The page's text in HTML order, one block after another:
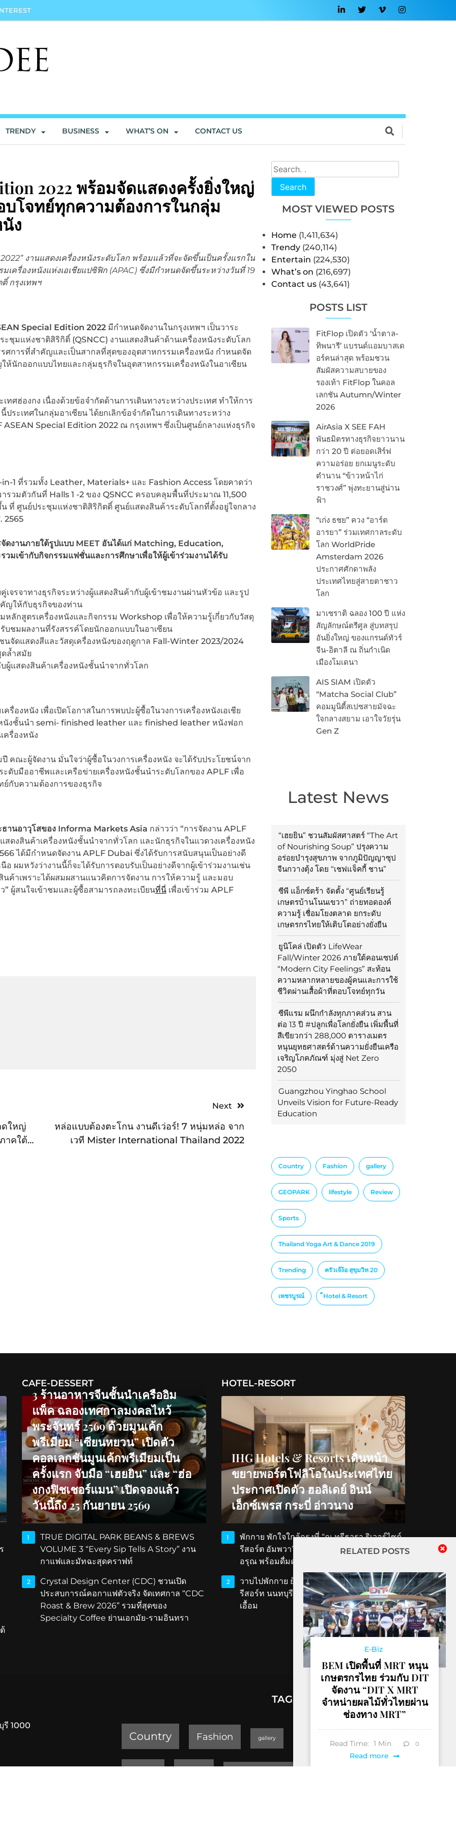
TRENDY BUSINESS WHAT’S ON CONTACT US
Search
MOST VIEWED POSTS
Home (1,411,634)
Trendy (240,114)
Entertain (224,530)
What’s on (216,697)
Contact us (43,641)
POSTS LIST
FitFlop เปิดตัว ‘น้ำตาล-
ทิพนารี’ แบรนด์แอมบาสเด
อร์คนล่าสุด พร้อมชวน
สัมผัสความสบายของ
รองเท้า FitFlop ในคอล
เลกชัน Autumn/Winter
2026
AirAsia X SEE FAH
พันธมิตรทางธุรกิจยาวนาน
กว่า 20 ปี ต่อยอดเสิร์ฟ
ความอร่อย ยกเมนูระดับ
ตำนาน “ข้าวหน้าไก่
ราชวงศ์” พุ่งทะยานสู่น่าน
ฟ้า
“เก่ง ธชย” ควง “อาร์ต
อารยา” ร่วมเทศกาลระดับ
โลก WorldPride
Amsterdam 2026
ประกาศศักดาพลัง
ประเทศไทยสู่สายตาชาว
โลก
มาเซราติ ฉลอง 100 ปี แห่ง
สัญลักษณ์ตรีศูล สู่บทสรุป
อันยิ่งใหญ่ ของแกรนด์ทัวร์
จีน-อิตาลี ณ ถิ่นกำเนิด
เมืองโมเดนา
AIS SIAM เปิดตัว
“Matcha Social Club”
คอมมูนิตี้สเปซสายมัจฉะ
ใจกลางสยาม เอาใจวัยรุ่น
Gen Z
Latest News
“เฮยยิน” ชวนสัมผัสศาสตร์ “The Art
of Nourishing Soup” ปรุงความ
อร่อยบำรุงสุขภาพ จากภูมิปัญญาซุป
จีนกวางตุ้ง โดย “เชฟแจ็คกี้ ชาน”
ซีพี แอ็กซ์ตร้า จัดตั้ง “ศูนย์เรียนรู้
เกษตรบ้านโนนเขวา” ถ่ายทอดองค์
ความรู้ เชื่อมโยงตลาด ยกระดับ
เกษตรกรไทยให้เติบโตอย่างยั่งยืน
ยูนิโคล่ เปิดตัว LifeWear
Fall/Winter 2026 ภายใต้คอนเซปต์
“Modern City Feelings” สะท้อน
ความหลากหลายของผู้คนและการใช้
ชีวิตผ่านเสื้อผ้าที่ตอบโจทย์ทุกวัน
ซีพีแรม ผนึกกำลังทุกภาคส่วน สาน
ต่อ 13 ปี #ปลูกเพื่อโลกยั่งยืน เพิ่มพื้นที่
สีเขียวกว่า 288,000 ตารางเมตร
หนุนยุทธศาสตร์ด้านความยั่งยืนเครือ
เจริญโภคภัณฑ์ มุ่งสู่ Net Zero
2050
Guangzhou Yinghao School
Unveils Vision for Future-Ready
Education
Country Fashion gallery
GEOPARK lifestyle Review
Sports
Thailand Yoga Art & Dance 2019
Trending ครัวเจ๊ง้อ สุขุมวิท 20
เพชรบูรณ์ ็Hotel & Resort
2022 พร้อมจัดแสดงครั้งยิ่งใหญ่
บโจทย์ทุกความต้องการในกลุ่ม
ง
งานแสดงเครื่องหนังระดับโลก พร้อมแล้วที่จะจัดขึ้นเป็นครั้งแรกใน
ครื่องหนังแห่งเอเชียแปซิฟิก (APAC) ซึ่งมีกำหนดจัดขึ้นระหว่างวันที่ 19
กรุงเทพฯ
Special Edition 2022 มีกำหนดจัดงานในกรุงเทพฯ เป็นวาระ
ะชุมแห่งชาติสิริกิติ์ (QSNCC) งานแสดงสินค้าด้านเครื่องหนังระดับโลก
ศการที่สำคัญและเป็นสากลที่สุดของอุตสาหกรรมเครื่องหนัง กำหนดจัด
ห้นักออกแบบไทยและกลุ่มธุรกิจในอุตสาหกรรมเครื่องหนังในอาเซียน
ศฮ่องกง เนื่องด้วยข้อจำกัดด้านการเดินทางระหว่างประเทศ ทำให้การ
ระเทศในกลุ่มอาเซียน ได้ยกเลิกข้อจำกัดในการเดินทางระหว่าง
ASEAN Special Edition 2022 ณ กรุงเทพฯ ซึ่งเป็นศูนย์กลางแห่งธุรกิจ
1 ที่รวมทั้ง Leather, Materials+ และ Fashion Access โดยคาดว่า
วมตัวกันที่ Halls 1 -2 ของ QSNCC ครอบคลุมพื้นที่ประมาณ 11,500
ที่ ศูนย์ประชุมแห่งชาติสิริกิตติ์ ศูนย์แสดงสินค้าระดับโลกที่ตั้งอยู่ใจกลาง
2565
ดงานภายใต้รูปแบบ MEET อันได้แก่ Matching, Education,
มเข้ากับกิจกรรมแฟชั่นและการศึกษาเพื่อให้ผู้เข้าร่วมงานได้รับ
เจรจาทางธุรกิจระหว่างผู้แสดงสินค้ากับผู้เข้าชมงานผ่านหัวข้อ และรูป
ญให้กับธุรกิจของท่าน
หลักสูตรเครื่องหนังและกิจกรรม Workshop เพื่อให้ความรู้เกี่ยวกับวัสดุ
บชมผลงานที่รังสรรค์โดยนักออกแบบในอาเซียน
นจัดแสดงสีและวัสดุเครื่องหนังของฤดูกาล Fall-Winter 2023/2024
ดล้ำสมัย
ผู้แสดงสินค้าเครื่องหนังชั้นนำจากทั่วโลก
องหนัง เพื่อเปิดโอกาสในการพบปะผู้ซื้อในวงการเครื่องหนังเอเชีย
หนังชั้นนำ semi- finished leather และ finished leather หนังฟอก
ครื่องหนัง
คณะผู้จัดงาน มั่นใจว่าผู้ซื้อในวงการเครื่องหนัง จะได้รับประโยชน์จาก
ดับมืออาชีพและเครือข่ายเครื่องหนังชั้นนำระดับโลกของ APLF เพื่อ
กับความต้องการของธุรกิจ
ธานอาวุโสของ Informa Markets Asia กล่าวว่า “การจัดงาน APLF
ดงสินค้าเครื่องหนังชั้นนำจากทั่วโลก และนักธุรกิจในแวดวงเครื่องหนัง
ได้มีกำหนดจัดงาน APLF Dubai ซึ่งได้รับการสนับสนุนเป็นอย่างดี
ผมหวังว่างานนี้ก็จะได้รับการตอบรับเป็นอย่างดีจากผู้เข้าร่วมงานเช่น
ค้าเพราะได้ผสมผสานแนวคิดการจัดงาน การให้ความรู้ และมอบ
ผู้สนใจเข้าชมและผู้ซื้อสามารถลงทะเบียนที่นี่เพื่อเข้าร่วม APLF
ดใหญ่
าคใต้
Next
หล่อแบบต้องตะโกน งานดีเว่อร์! 7 หนุ่มหล่อ จาก
เวที Mister International Thailand 2022
RELATED POSTS
E-Biz
BEM เปิดพื้นที่ MRT หนุน
เกษตรกรไทย ร่วมกับ DIT
จัดงาน “DIT X MRT
จำหน่ายผลไม้ทั่วไทยผ่าน
ช่องทาง MRT”
Read Time: 1 Min 0
Read more
CAFE-DESSERT
3 ร้านอาหารจีนชั้นนำเครืออิม
แพ็ค ฉลองเทศกาลมงคลไหว้
พระจันทร์ 2569 ด้วยมูนเค้ก
พรีเมียม “เซียนหยวน” เปิดตัว
คอลเลกชันมูนเค้กพรีเมียมเป็น
ครั้งแรก จับมือ “เฮยยิน” และ “ฮ่อ
งกงฟิชเชอร์แมน” เปิดจองแล้ว
วันนี้ถึง 25 กันยายน 2569
1
TRUE DIGITAL PARK BEANS & BREWS
VOLUME 3 “Every Sip Tells A Story” งาน
กาแฟและมัทฉะสุดคราฟท์
2
Crystal Design Center (CDC) ชวนเปิด
ประสบการณ์คอกาแฟตัวจริง จัดเทศกาล “CDC
Roast & Brew 2026” รวมที่สุดของ
Specialty Coffee ย่านเอกมัย-รามอินทรา
HOTEL-RESORT
IHG Hotels & Resorts เดินหน้า
ขยายพอร์ตโฟลิโอในประเทศไทย
ประกาศเปิดตัว ฮอลิเดย์ อินน์
เอ็กซ์เพรส กระบี่ อ่าวนาง
1
พักกาย พักใจใกล้กรุงที่ “ณ ทรีธารา ริเวอร์ไซด์
รีสอร์ต อัมพวา” สัมผัสวิถีริมน้ำ ตักบาตรรับ
อรุณ พร้อมดื่มด่ำเสน่ห์สมุทรสงคราม
2
วาบไปพักกาย ย้อนเวลาไปพักใจที่ ‘ทับขวัญ
รีสอร์ท นนทบุรี’ เสน่ห์เรือนไทยโบราณใกล้แค่
เอื้อม
รี 1000
TAGS
Country Fashion gallery lifestyle